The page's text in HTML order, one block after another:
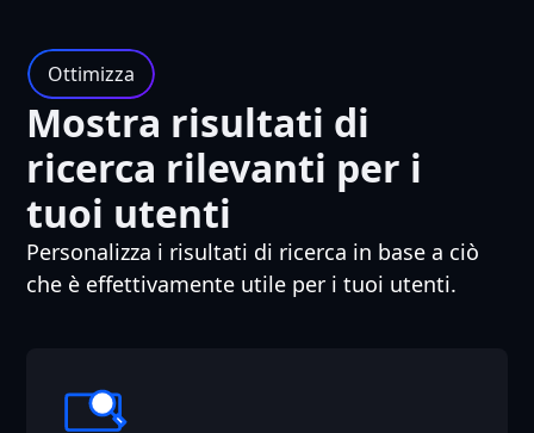
Ottimizza
Mostra risultati di
ricerca rilevanti per i
tuoi utenti
Personalizza i risultati di ricerca in base a ciò
che è effettivamente utile per i tuoi utenti.